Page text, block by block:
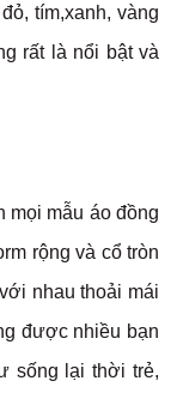
tím,xanh, vàng
rất là nổi bật và
mọi mẫu áo đồng
rộng và cổ tròn
nhau thoải mái
được nhiều bạn
sống lại thời trẻ,